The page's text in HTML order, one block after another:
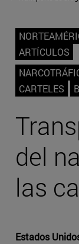
ARTÍCULOS
CARTELES
del
las
Estados